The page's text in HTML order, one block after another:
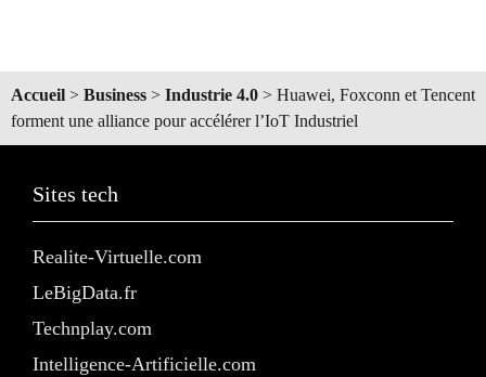
Accueil > Business > Industrie 4.0 > Huawei, Foxconn et Tencent
forment une alliance pour accélérer l’IoT Industriel
Sites tech
Realite-Virtuelle.com
LeBigData.fr
Technplay.com
Intelligence-Artificielle.com